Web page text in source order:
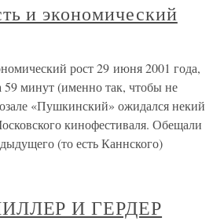
и экономический
рост 29 июня 2001 года,
59 минут (именно так, чтобы не
«Пушкинский» ожидался некий
кинофестиваля. Обещали
(то есть Каннского)
И ГЕРДЕР